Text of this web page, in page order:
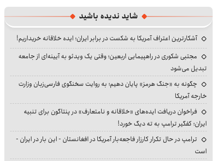
شاید ندیده باشید
آشکارترین اعتراف آمریکا به شکست در برابر ایران؛ ایده خلاقانه خریداریم!
مجتبی شکوری در راهپیمایی اربعین؛ وقتی یک ویدئو به آیینه‌ای از جامعه
تبدیل می‌شود
چگونه به «جنگ هرمز» پایان دهیم؛ به روایت سخنگوی فارسی‌زبان وزارت
خارجه آمریکا
فراخوان دریافت ایده‌های «خلاقانه و نامتعارف» در پنتاگون برای تنبیه
ایران؛ کفگیر ترامپ به ته دیگ خورد!
ترامپ در حال تکرار کارزار فاجعه‌بار آمریکا در افغانستان - این بار در ایران -
است